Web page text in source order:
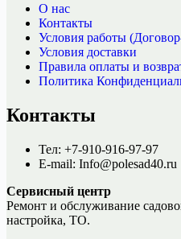
О нас
Контакты
Условия работы
Условия доставки
Правила оплаты и
Политика
Контакты
Тел: +7-910-916-97-97
E-mail: Info@polesad40.ru
Сервисный центр
Ремонт и обслуживание
настройка, ТО.